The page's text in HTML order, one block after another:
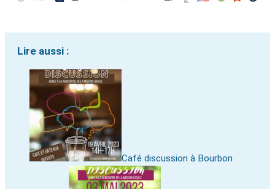
Lire aussi :
Café discussion à Bourbon